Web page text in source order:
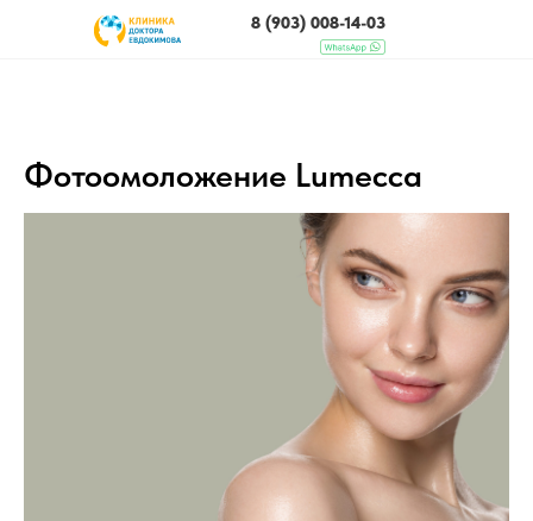
8 (903) 008-14-03
Фотоомоложение Lumecca